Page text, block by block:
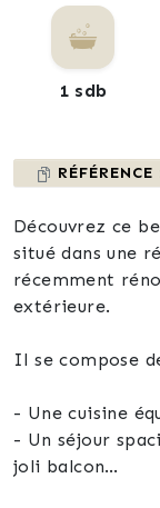
1 sdb
RÉFÉRENCE
Découvrez ce
situé dans une
récemment
extérieure.
Il se compose
- Une cuisine
- Un séjour
joli balcon